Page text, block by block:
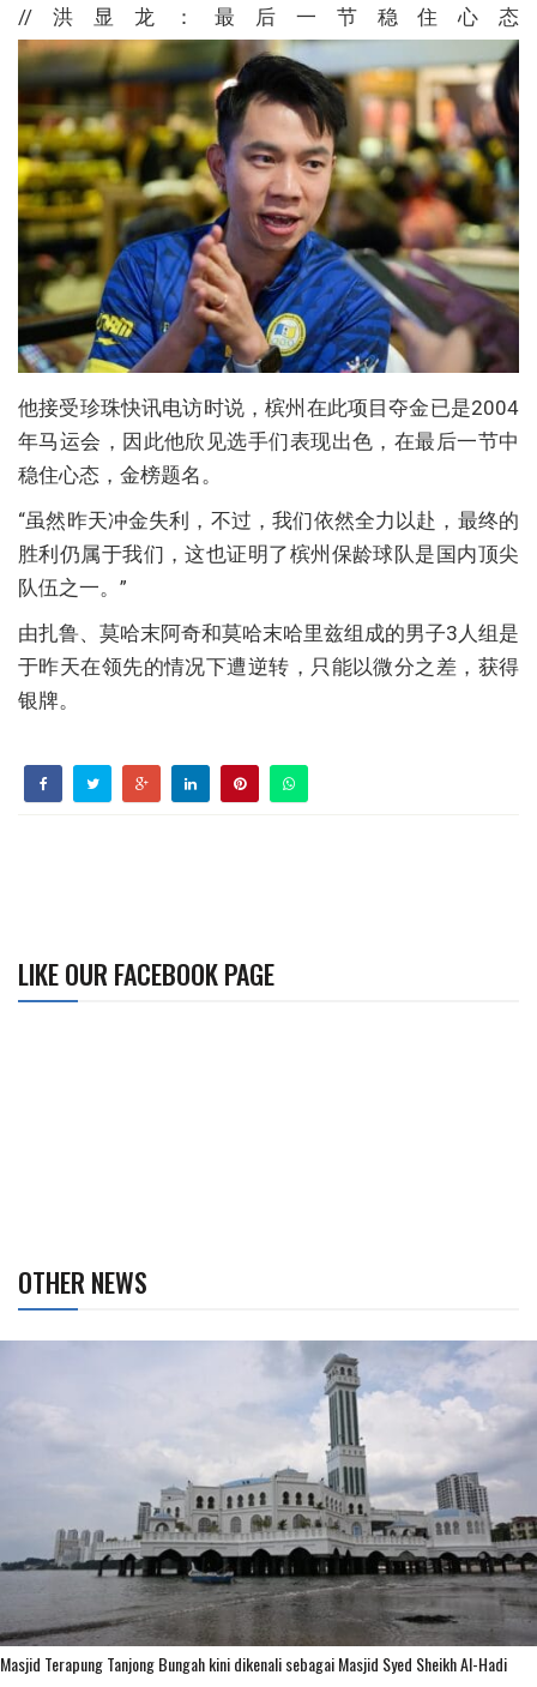
//洪显龙：最后一节稳住心态
他接受珍珠快讯电访时说，槟州在此项目夺金已是2004
年马运会，因此他欣见选手们表现出色，在最后一节中
稳住心态，金榜题名。
“虽然昨天冲金失利，不过，我们依然全力以赴，最终的
胜利仍属于我们，这也证明了槟州保龄球队是国内顶尖
队伍之一。”
由扎鲁、莫哈末阿奇和莫哈末哈里兹组成的男子3人组是
于昨天在领先的情况下遭逆转，只能以微分之差，获得
银牌。
LIKE OUR FACEBOOK PAGE
OTHER NEWS
Masjid Terapung Tanjong Bungah kini dikenali sebagai Masjid Syed Sheikh Al-Hadi